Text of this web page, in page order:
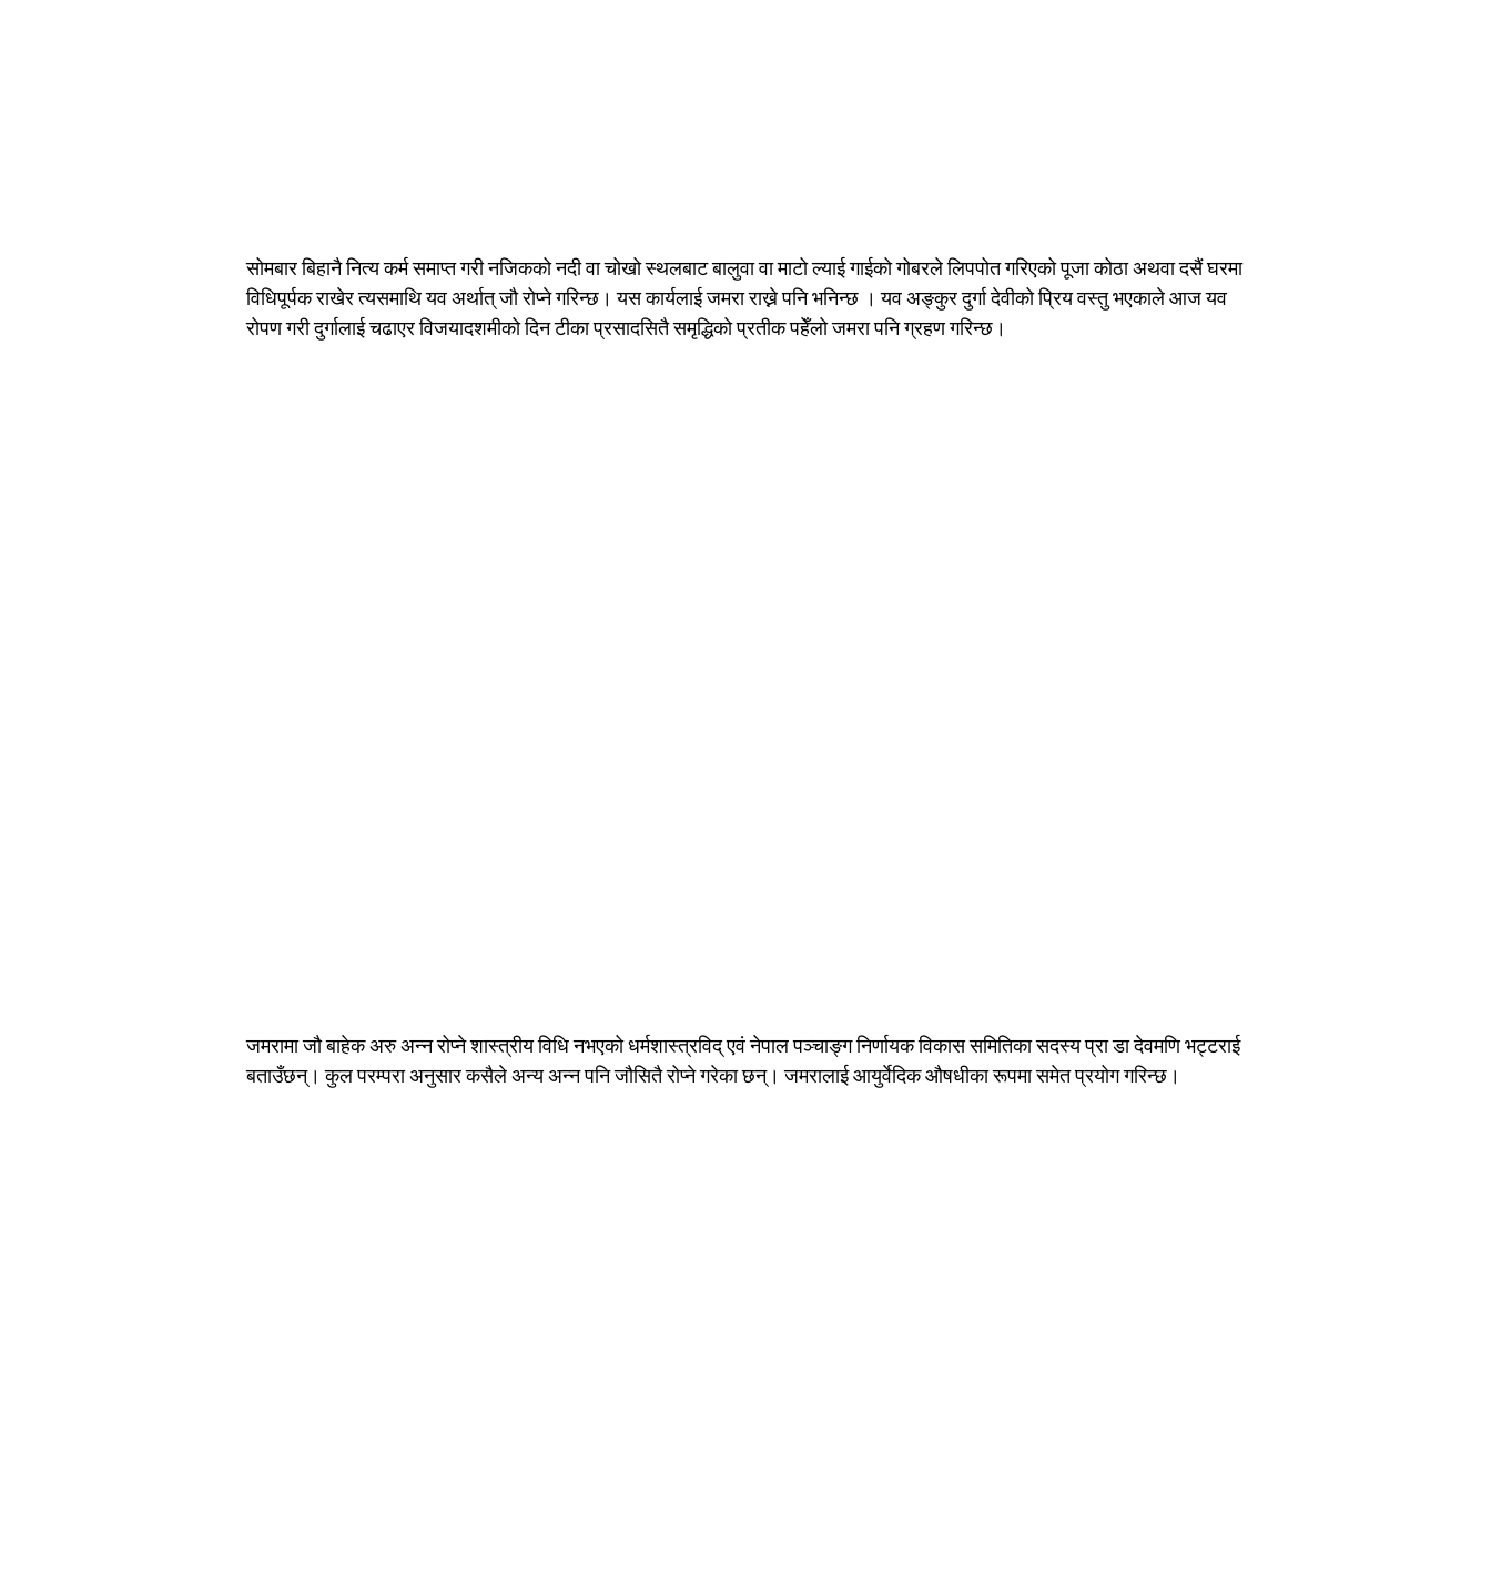
सोमबार बिहानै नित्य कर्म समाप्त गरी नजिकको नदी वा चोखो स्थलबाट बालुवा वा माटो ल्याई गाईको गोबरले लिपपोत गरिएको पूजा कोठा अथवा दसैं घरमा
विधिपूर्पक राखेर त्यसमाथि यव अर्थात् जौ रोप्ने गरिन्छ। यस कार्यलाई जमरा राख्ने पनि भनिन्छ । यव अङ्कुर दुर्गा देवीको प्रिय वस्तु भएकाले आज यव
रोपण गरी दुर्गालाई चढाएर विजयादशमीको दिन टीका प्रसादसितै समृद्धिको प्रतीक पहेँलो जमरा पनि ग्रहण गरिन्छ।
जमरामा जौ बाहेक अरु अन्न रोप्ने शास्त्रीय विधि नभएको धर्मशास्त्रविद् एवं नेपाल पञ्चाङ्ग निर्णायक विकास समितिका सदस्य प्रा डा देवमणि भट्टराई
बताउँछन्। कुल परम्परा अनुसार कसैले अन्य अन्न पनि जौसितै रोप्ने गरेका छन्। जमरालाई आयुर्वेदिक औषधीका रूपमा समेत प्रयोग गरिन्छ।